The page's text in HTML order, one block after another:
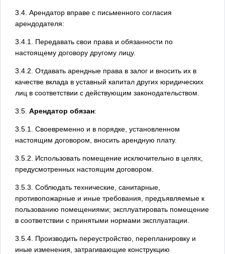
3.4. Арендатор вправе с письменного согласия
арендодателя:
3.4.1. Передавать свои права и обязанности по
настоящему договору другому лицу.
3.4.2. Отдавать арендные права в залог и вносить их в
качестве вклада в уставный капитал других юридических
лиц в соответствии с действующим законодательством.
3.5. Арендатор обязан:
3.5.1. Своевременно и в порядке, установленном
настоящим договором, вносить арендную плату.
3.5.2. Использовать помещение исключительно в целях,
предусмотренных настоящим договором.
3.5.3. Соблюдать технические, санитарные,
противопожарные и иные требования, предъявляемые к
пользованию помещениями; эксплуатировать помещение
в соответствии с принятыми нормами эксплуатации.
3.5.4. Производить переустройство, перепланировку и
иные изменения, затрагивающие конструкцию